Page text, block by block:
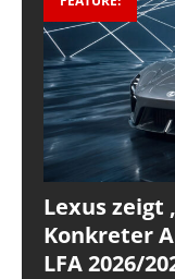
Lexus zeigt
Konkreter
LFA 2026/